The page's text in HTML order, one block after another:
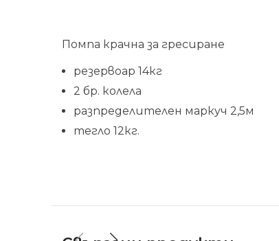
Помпа крачна за гресиране
резервоар 14кг
2 бр. колела
разпределителен маркуч 2,5м
тегло 12кг.